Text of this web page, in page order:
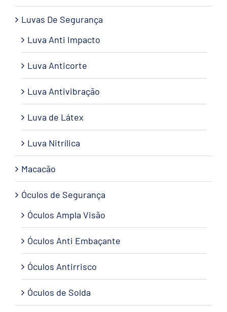
Luvas De Segurança
Luva Anti Impacto
Luva Anticorte
Luva Antivibração
Luva de Látex
Luva Nitrílica
Macacão
Óculos de Segurança
Óculos Ampla Visão
Óculos Anti Embaçante
Óculos Antirrisco
Óculos de Solda